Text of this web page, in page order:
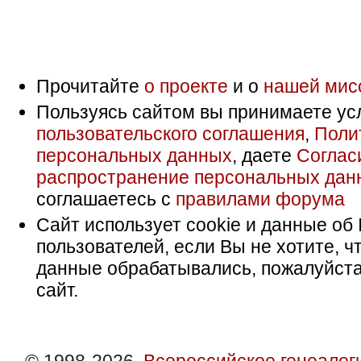
Прочитайте о проекте и о нашей
Пользуясь сайтом вы принимаете
пользовательского соглашения,
персональных данных, даете
распространение персональных
соглашаетесь с правилами форума
Сайт использует cookie и данные об
пользователей, если Вы не хотите,
данные обрабатывались,
сайт.